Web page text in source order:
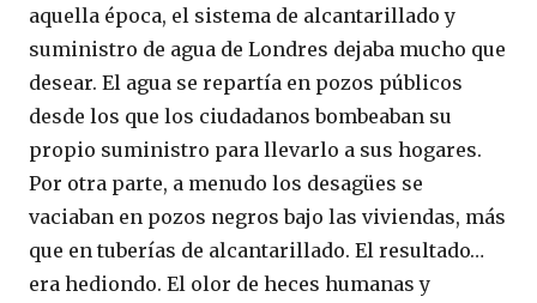
aquella época, el sistema de alcantarillado y
suministro de agua de Londres dejaba mucho que
desear. El agua se repartía en pozos públicos
desde los que los ciudadanos bombeaban su
propio suministro para llevarlo a sus hogares.
Por otra parte, a menudo los desagües se
vaciaban en pozos negros bajo las viviendas, más
que en tuberías de alcantarillado. El resultado…
era hediondo. El olor de heces humanas y